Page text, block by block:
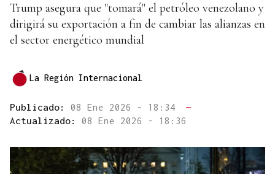
Trump asegura que "tomará" el petróleo venezolano y
dirigirá su exportación a fin de cambiar las alianzas en
el sector energético mundial
La Región Internacional
Publicado: 08 Ene 2026 - 18:34
—
Actualizado: 08 Ene 2026 - 18:36